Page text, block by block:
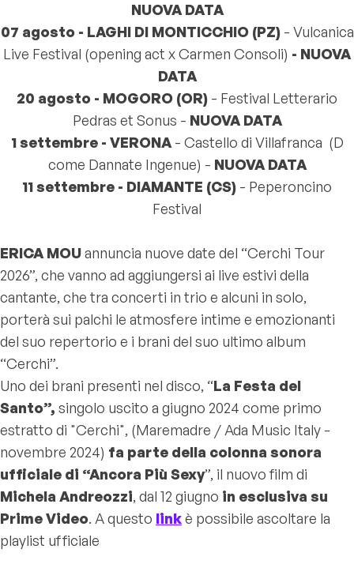
NUOVA DATA
07 agosto - LAGHI DI MONTICCHIO (PZ) - Vulcanica
Live Festival (opening act x Carmen Consoli) - NUOVA
DATA
20 agosto - MOGORO (OR) - Festival Letterario
Pedras et Sonus - NUOVA DATA
1 settembre - VERONA - Castello di Villafranca (D
come Dannate Ingenue) - NUOVA DATA
11 settembre - DIAMANTE (CS) - Peperoncino
Festival
ERICA MOUannuncia nuove date del “Cerchi Tour
2026”, che vanno ad aggiungersi ai live estivi della
cantante, che tra concerti in trio e alcuni in solo,
porterà sui palchi le atmosfere intime e emozionanti
del suo repertorio e i brani del suo ultimo album
“Cerchi”.
Uno dei brani presenti nel disco, “La Festa del
Santo”, singolo uscito a giugno 2024 come primo
estratto di "Cerchi", (Maremadre / Ada Music Italy -
novembre 2024) fa parte della colonna sonora
ufficiale di “Ancora Più Sexy”, il nuovo film di
Michela Andreozzi, dal 12 giugno in esclusiva su
Prime Video. A questo linkè possibile ascoltare la
playlist ufficiale